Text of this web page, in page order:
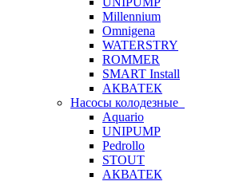
Millennium
Omnigena
WATERSTRY
ROMMER
SMART Install
АКВАТЕК
Насосы колодезные
Aquario
UNIPUMP
Pedrollo
STOUT
АКВАТЕК